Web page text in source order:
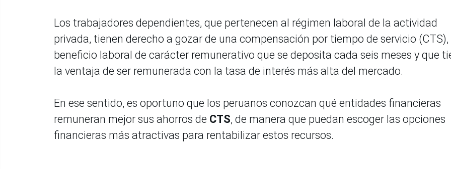
Los trabajadores dependientes, que pertenecen al régimen laboral de la actividad
privada, tienen derecho a gozar de una compensación por tiempo de servicio (CTS),
beneficio laboral de carácter remunerativo que se deposita cada seis meses y que
la ventaja de ser remunerada con la tasa de interés más alta del mercado.
En ese sentido, es oportuno que los peruanos conozcan qué entidades financieras
remuneran mejor sus ahorros de CTS, de manera que puedan escoger las opciones
financieras más atractivas para rentabilizar estos recursos.